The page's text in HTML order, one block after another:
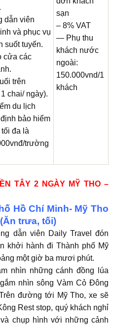
dẫn viên
và phục vụ
suốt tuyến.
cửa các
trên
chai/ ngày).
du lịch
bảo hiểm
đa là
trường
sạn
– 8% VAT
— Phụ thu
khách nước
ngoài:
150.000vnd/1
khách
TÂY 2 NGÀY MỸ THO –
Hồ Chí Minh- Mỹ Tho
trưa, tối)
dẫn viên Daily Travel đón
khởi hành đi Thành phố Mỹ
một giờ ba mươi phút.
nhìn những cánh đồng lúa
nhìn sông Vàm Cỏ Đông
đường tới Mỹ Tho, xe sẽ
Rest stop, quý khách nghỉ
chụp hình với những cảnh